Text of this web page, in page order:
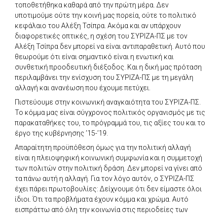
τοποθετήθηκα καθαρά από την πρώτη μέρα. Δεν
υποτιμούμε ούτε την κοινή μας πορεία, ούτε το πολιτικό
κεφάλαιο του Αλέξη Τσίπρα. Ακόμα και αν υπάρχουν
διαφορετικές οπτικές, η σχέση του ΣΥΡΙΖΑ-ΠΣ με τον
Αλέξη Τσίπρα δεν μπορεί να είναι αντιπαραθετική. Αυτό που
θεωρούμε ότι είναι σημαντικό είναι η ενωτική και
συνθετική προοδευτική διέξοδος. Και η δική μας πρόταση
περιλαμβάνει την ενίσχυση του ΣΥΡΙΖΑ-ΠΣ με τη μεγάλη
αλλαγή και ανανέωση που έχουμε πετύχει.
Πιστεύουμε στην κοινωνική αναγκαιότητα του ΣΥΡΙΖΑ-ΠΣ.
Το κόμμα μας είναι σύγχρονος πολιτικός οργανισμός με τις
παρακαταθήκες του, το πρόγραμμά του, τις αξίες του και το
έργο της κυβέρνησης ’15-‘19.
Απαραίτητη προϋπόθεση όμως για την πολιτική αλλαγή
είναι η πλειοψηφική κοινωνική συμφωνία και η συμμετοχή
των πολιτών στην πολιτική δράση. Δεν μπορεί να γίνει από
τα πάνω αυτή η αλλαγή. Για τον λόγο αυτόν, ο ΣΥΡΙΖΑ-ΠΣ
έχει πάρει πρωτοβουλίες: Δείχνουμε ότι δεν είμαστε όλοι
ίδιοι. Ότι τα προβλήματα έχουν κόμμα και χρώμα. Αυτό
εισπράττω από όλη την κοινωνία στις περιοδείες των